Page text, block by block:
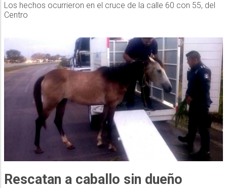
Los hechos ocurrieron en el cruce de la calle 60 con 55, del
Centro
Rescatan a caballo sin dueño